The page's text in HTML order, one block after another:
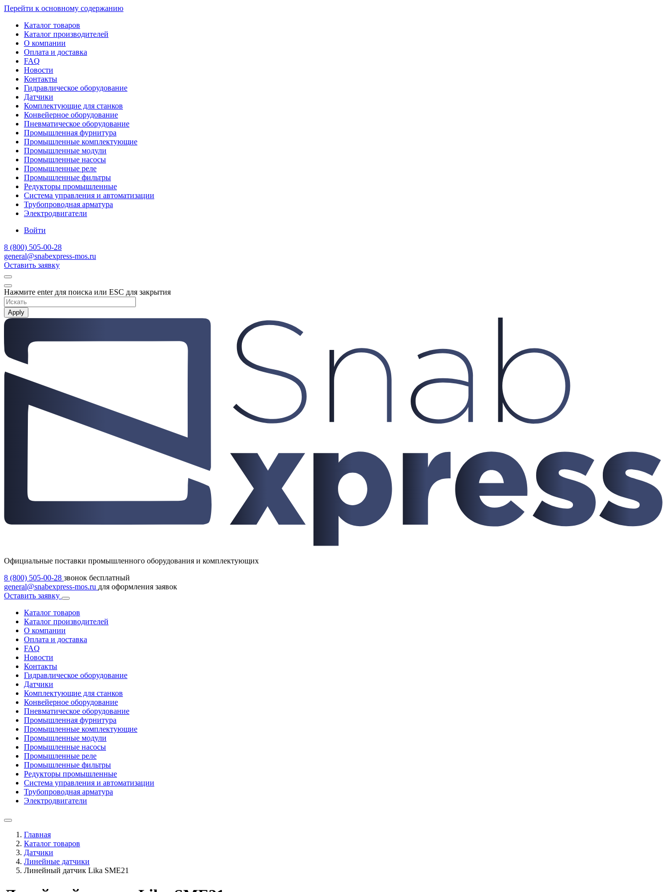
Перейти к основному содержанию
Каталог товаров
Каталог производителей
О компании
Оплата и доставка
FAQ
Новости
Контакты
Гидравлическое оборудование
Датчики
Комплектующие для станков
Конвейерное оборудование
Пневматическое оборудование
Промышленная фурнитура
Промышленные комплектующие
Промышленные модули
Промышленные насосы
Промышленные реле
Промышленные фильтры
Редукторы промышленные
Система управления и автоматизации
Трубопроводная арматура
Электродвигатели
Войти
8 (800) 505-00-28
general@snabexpress-mos.ru
Оставить заявку
Нажмите enter для поиска или ESC для закрытия
Apply
Официальные поставки промышленного оборудования и комплектующих
8 (800) 505-00-28 звонок бесплатный
general@snabexpress-mos.ru для оформления заявок
Оставить заявку
Каталог товаров
Каталог производителей
О компании
Оплата и доставка
FAQ
Новости
Контакты
Гидравлическое оборудование
Датчики
Комплектующие для станков
Конвейерное оборудование
Пневматическое оборудование
Промышленная фурнитура
Промышленные комплектующие
Промышленные модули
Промышленные насосы
Промышленные реле
Промышленные фильтры
Редукторы промышленные
Система управления и автоматизации
Трубопроводная арматура
Электродвигатели
Главная
Каталог товаров
Датчики
Линейные датчики
Линейный датчик Lika SME21